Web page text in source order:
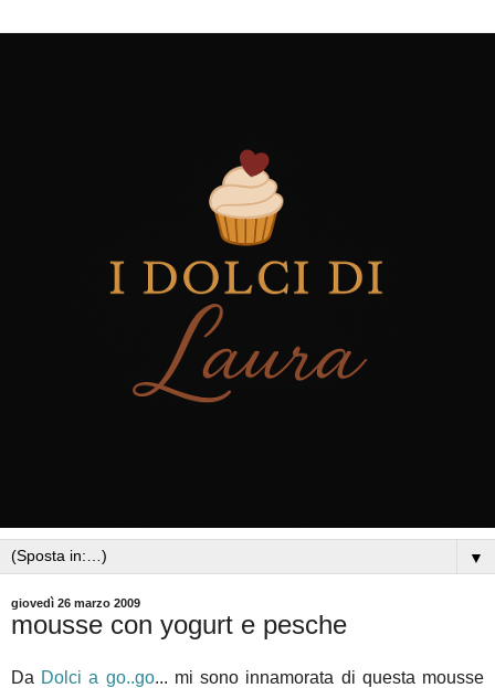
▼
giovedì 26 marzo 2009
mousse con yogurt e pesche
Da Dolci a go..go... mi sono innamorata di questa mousse